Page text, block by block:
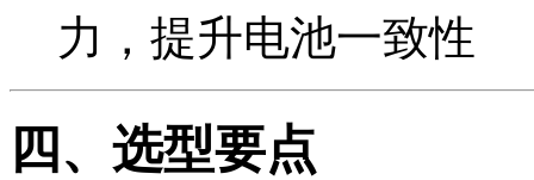
力，提升电池一致性
四、选型要点